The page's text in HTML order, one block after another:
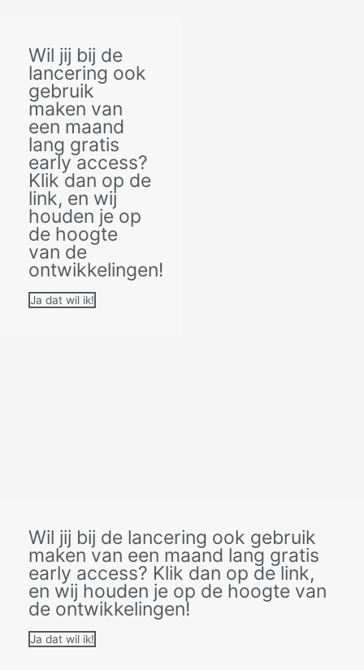
Wil jij bij de
lancering ook
gebruik
maken van
een maand
lang gratis
early access?
Klik dan op de
link, en wij
houden je op
de hoogte
van de
ontwikkelingen!
Ja dat wil ik!
Wil jij bij de lancering ook gebruik
maken van een maand lang gratis
early access? Klik dan op de link,
en wij houden je op de hoogte van
de ontwikkelingen!
Ja dat wil ik!